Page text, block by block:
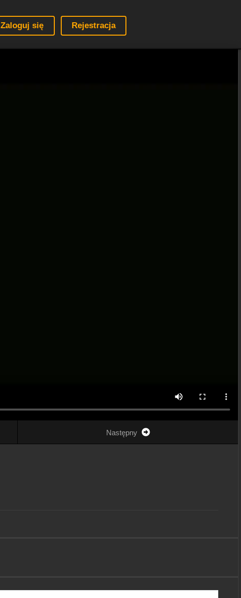
Zaloguj się Rejestracja
Następny